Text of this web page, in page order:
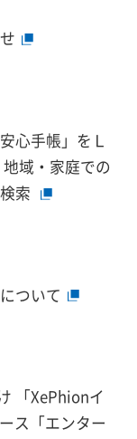
心手帳」をＬ
域・家庭での
索
ついて
「XePhionイ
ス「エンター